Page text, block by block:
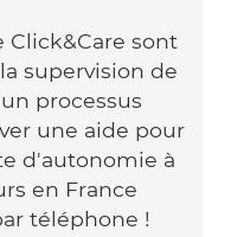
Click&Care sont
supervision de
processus
une aide pour
d'autonomie à
en France
téléphone !